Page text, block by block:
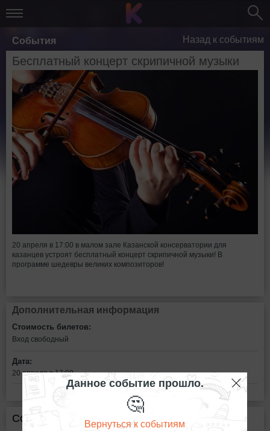
События Назад к событиям
Бесплатный концерт скрипичной музыки
20 апреля в 17:00 в малом зале Казанской консерватории для
казанцев устроят бесплатный концерт скрипичной музыки! В
программе шедевры великих композиторов!
Дополнительная информация
Стоимость билетов:
Вход свободный
Дата:
20 апреля в 17:00
Сообщить об ошибке
Данное событие прошло.
🤔
Вернуться к событиям